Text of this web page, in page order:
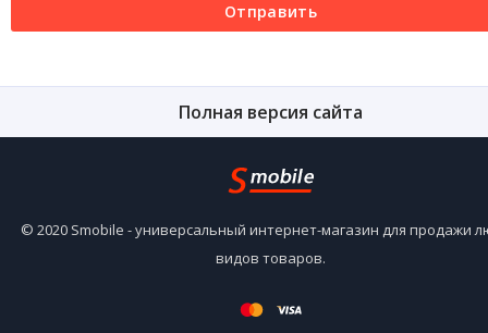
Отправить
Полная версия сайта
© 2020 Smobile - универсальный интернет-магазин для продажи
видов товаров.